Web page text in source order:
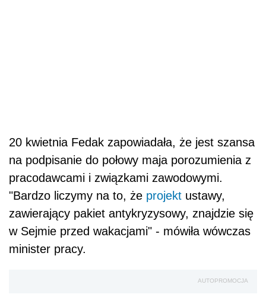
20 kwietnia Fedak zapowiadała, że jest szansa
na podpisanie do połowy maja porozumienia z
pracodawcami i związkami zawodowymi.
"Bardzo liczymy na to, że projekt ustawy,
zawierający pakiet antykryzysowy, znajdzie się
w Sejmie przed wakacjami" - mówiła wówczas
minister pracy.
AUTOPROMOCJA